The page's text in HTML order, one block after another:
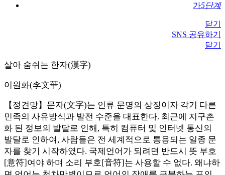
가5단계
닫기
SNS 공유하기
닫기
살아 숨쉬는 한자(漢字)
이원화(李文華)
【정견망】문자(文字)는 인류 문명의 상징이자 각기 다른
민족의 사유방식과 발전 수준을 대표한다. 최근에 지구촌
화 된 정보의 발달로 인해, 특히 컴퓨터 및 인터넷 통신의
발달로 인하여, 사람들은 전 세계적으로 통용되는 일종 문
자를 찾기 시작하였다. 국제언어가 되려면 반드시 뜻 부호
[意符]여야 하며 소리 부호[音符]는 사용할 수 없다. 왜냐하